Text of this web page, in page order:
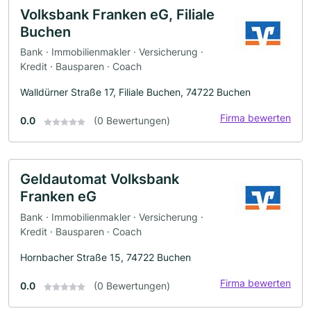
Volksbank Franken eG, Filiale
Buchen
Bank · Immobilienmakler · Versicherung ·
Kredit · Bausparen · Coach
Walldürner Straße 17, Filiale Buchen, 74722 Buchen
0.0 (0 Bewertungen) Firma bewerten
Geldautomat Volksbank
Franken eG
Bank · Immobilienmakler · Versicherung ·
Kredit · Bausparen · Coach
Hornbacher Straße 15, 74722 Buchen
0.0 (0 Bewertungen) Firma bewerten